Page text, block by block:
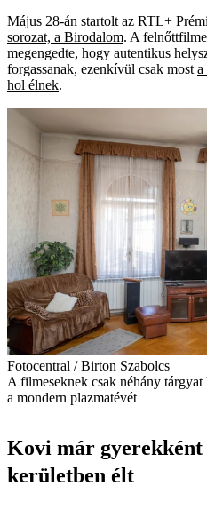
Május 28-án startolt az RTL+
sorozat, a Birodalom. A
megengedte, hogy autentikus
forgassanak, ezenkívül csak most a
hol élnek.
Fotocentral / Birton Szabolcs
A filmeseknek csak néhány
a mondern plazmatévét
Kovi már
kerületben élt